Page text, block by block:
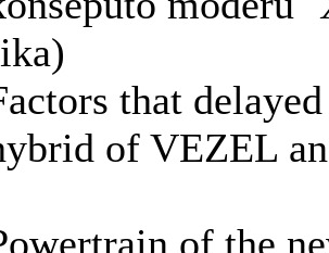
that
of VEZEL
of the